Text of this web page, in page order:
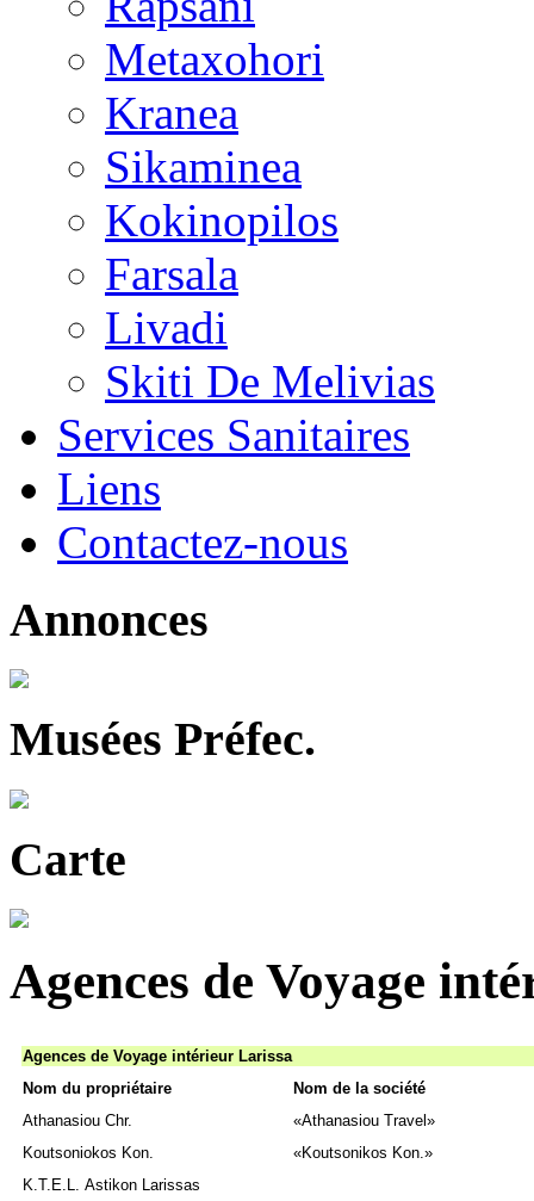
Metaxohori
Kranea
Sikaminea
Kokinopilos
Farsala
Livadi
Skiti De Melivias
Services Sanitaires
Liens
Contactez-nous
Annonces
Musées Préfec.
Carte
Agences de Voyage
Agences de Voyage intérieur Larissa
Nom du propriétaire
Nom de la société
Athanasiou Chr.
«Athanasiou Travel»
Koutsoniokos Kon.
«Koutsonikos Kon.»
Κ.Τ.Ε.L. Αstikon Larissas